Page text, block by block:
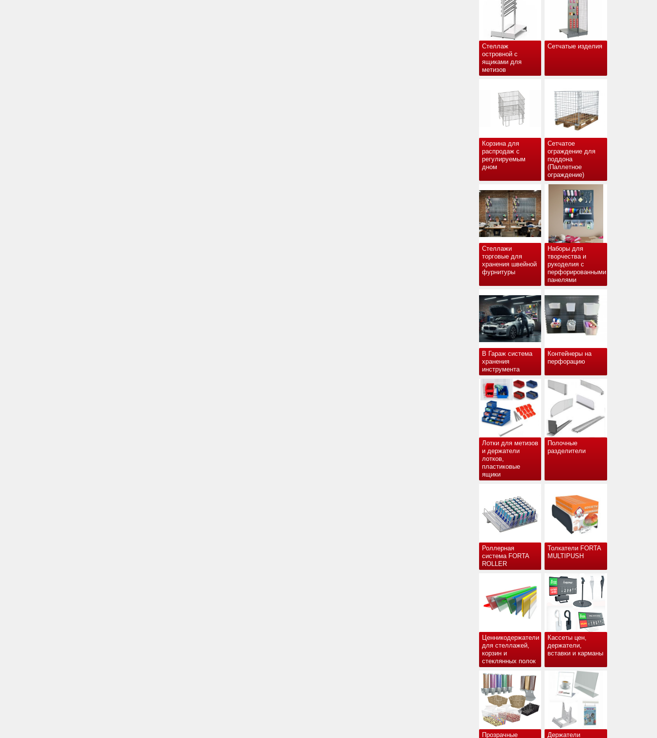
Стеллаж
островной с
ящиками для
метизов
Сетчатые изделия
Корзина для
распродаж с
регулируемым
дном
Сетчатое
ограждение для
поддона
(Паллетное
ограждение)
Стеллажи
торговые для
хранения швейной
фурнитуры
Наборы для
творчества и
рукоделия с
перфорированными
панелями
В Гараж система
хранения
инструмента
Контейнеры на
перфорацию
Лотки для метизов
и держатели
лотков,
пластиковые
ящики
Полочные
разделители
Роллерная
система FORTA
ROLLER
Толкатели FORTA
MULTIPUSH
Ценникодержатели
для стеллажей,
корзин и
стеклянных полок
Кассеты цен,
держатели,
вставки и карманы
Прозрачные Держатели